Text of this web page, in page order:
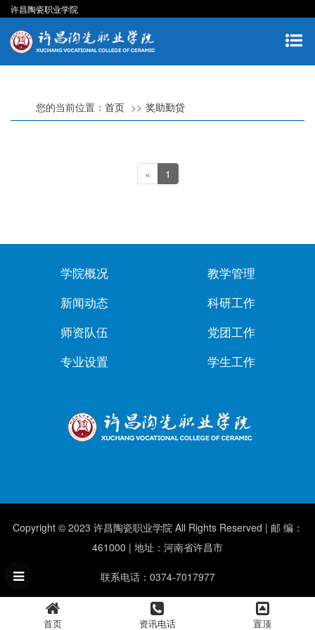
许昌陶瓷职业学院
您的当前位置： 首页 奖助勤贷
« 1
学院概况
新闻动态
师资队伍
专业设置
教学管理
科研工作
党团工作
学生工作
Copyright © 2023 许昌陶瓷职业学院 All Rights Reserved | 邮 编：
461000 | 地址：河南省许昌市
联系电话：0374-7017977
首页 资讯电话 置顶